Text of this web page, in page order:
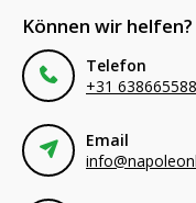
Können wir helfen?
Telefon
+31 638665588
Email